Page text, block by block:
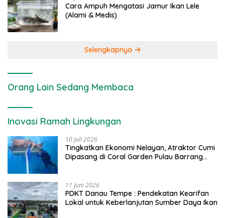
Cara Ampuh Mengatasi Jamur Ikan Lele
(Alami & Medis)
Selengkapnya
Orang Lain Sedang Membaca
Inovasi Ramah Lingkungan
10 Juli 2026
Tingkatkan Ekonomi Nelayan, Atraktor Cumi
Dipasang di Coral Garden Pulau Barrang
11 Juni 2026
PDKT Danau Tempe : Pendekatan Kearifan
Lokal untuk Keberlanjutan Sumber Daya Ikan